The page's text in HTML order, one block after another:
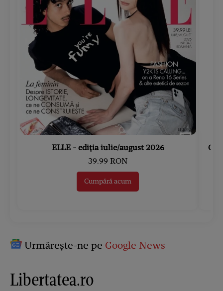
ELLE - ediția iulie/august 2026
39.99 RON
Cumpără acum
Urmărește-ne pe Google News
Libertatea.ro